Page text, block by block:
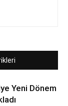
Yeni Dönem